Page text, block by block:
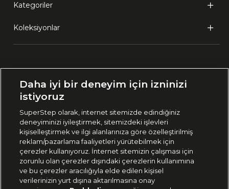
Kategoriler
Koleksiyonlar
🇹🇷 Türkiye
444 37 36
Uygulamadan Takip Edin
Daha iyi bir deneyim için izninizi
istiyoruz
SuperStep olarak, internet sitemizde edindiğiniz
deneyiminizi iyileştirmek, sitemizdeki işlevleri
kişiselleştirmek ve ilgi alanlarınıza göre özelleştirilmiş
reklam/pazarlama faaliyetleri yürütebilmek için
çerezler kullanıyoruz. İnternet sitemizin çalışması için
zorunlu olan çerezler dışındaki çerezlerin kullanımına
ve bu çerezler aracılığıyla elde edilen kişisel
verilerinizin yurt dışına aktarılmasına onay